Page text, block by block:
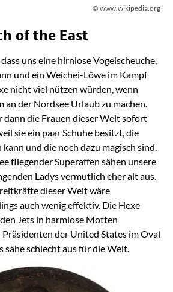
© www.wikipedia.org
of the East
uns eine hirnlose Vogelscheuche,
und ein Weichei-Löwe im Kampf
nicht viel nützen würden, wenn
an der Nordsee Urlaub zu machen.
die Frauen dieser Welt sofort
sie ein paar Schuhe besitzt, die
und die noch dazu magisch sind.
fliegender Superaffen sähen unsere
Ladys vermutlich eher alt aus.
dieser Welt wäre
auch wenig effektiv. Die Hexe
Jets in harmlose Motten
der United States im Oval
sähe schlecht aus für die Welt.